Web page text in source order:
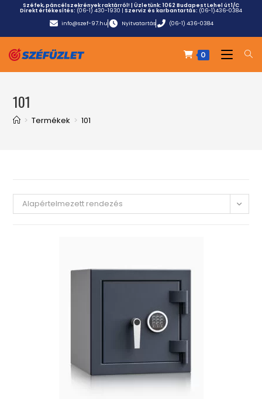
Széfek, páncélszekrények raktárról! | Üzletünk:1062 Budapest Lehel út 1/C
Direkt értékesítés: (06-1) 430-1930 | Szerviz és karbantartás: (06-1)436-0384
info@szef-97.hu
Nyitvatartás (06-1) 436-0384
0
101
> Termékek > 101
Alapértelmezett rendezés